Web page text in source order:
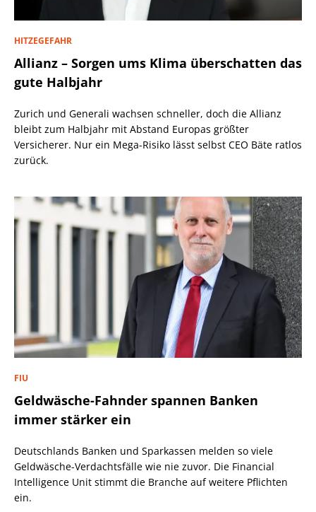
HITZEGEFAHR
Allianz – Sorgen ums Klima überschatten das
gute Halbjahr
Zurich und Generali wachsen schneller, doch die Allianz
bleibt zum Halbjahr mit Abstand Europas größter
Versicherer. Nur ein Mega-Risiko lässt selbst CEO Bäte ratlos
zurück.
FIU
Geldwäsche-Fahnder spannen Banken
immer stärker ein
Deutschlands Banken und Sparkassen melden so viele
Geldwäsche-Verdachtsfälle wie nie zuvor. Die Financial
Intelligence Unit stimmt die Branche auf weitere Pflichten
ein.